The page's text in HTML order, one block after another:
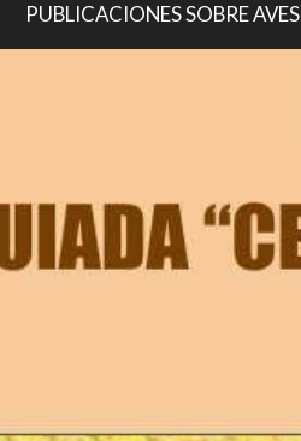
PUBLICACIONES SOBRE AVES